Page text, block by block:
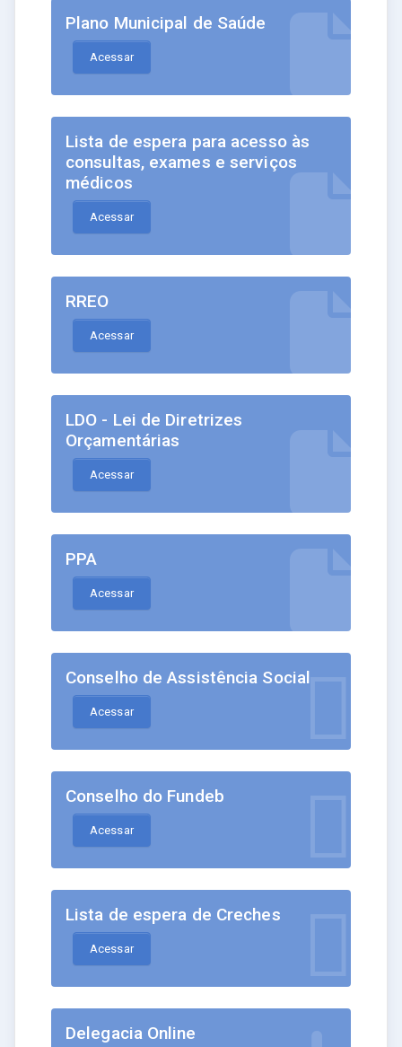
Plano Municipal de Saúde
Acessar
Lista de espera para acesso às
consultas, exames e serviços
médicos
Acessar
RREO
Acessar
LDO - Lei de Diretrizes
Orçamentárias
Acessar
PPA
Acessar
Conselho de Assistência Social
Acessar
Conselho do Fundeb
Acessar
Lista de espera de Creches
Acessar
Delegacia Online